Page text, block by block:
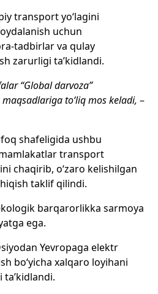
transport yo‘lagini
uchun
tadbirlar va qulay
zarurligi ta’kidlandi.
“Global darvoza”
to‘liq mos keladi, –
shafeligida ushbu
transport
chaqirib, o‘zaro kelishilgan
taklif qilindi.
barqarorlikka sarmoya
ega.
Yevropaga elektr
bo‘yicha xalqaro loyihani
ta’kidlandi.